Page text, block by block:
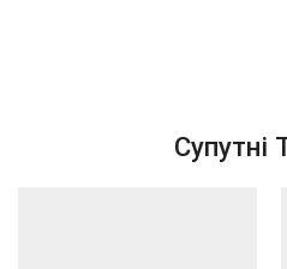
Супутні